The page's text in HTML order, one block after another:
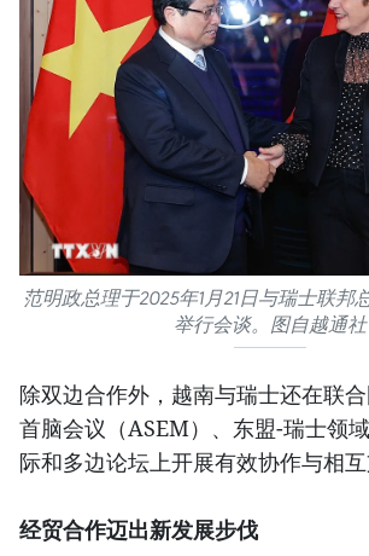
范明政总理于2025年1月21日与瑞士联邦
举行会谈。图自越通社
除双边合作外，越南与瑞士还在联
首脑会议（ASEM）、东盟-瑞士领
际和多边论坛上开展有效协作与相互
经贸合作迈出新发展步伐